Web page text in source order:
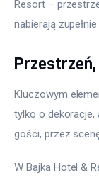
Resort –
nabierają
Kluczowym
tylko o dekoracje,
gości, przez
W Bajka Hotel &